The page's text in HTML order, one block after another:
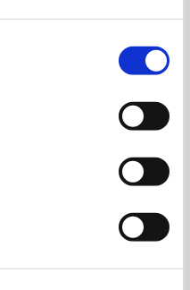
-60%
David S. Linthicum - Next
generation application
integration. From simple
Adaugă în coș